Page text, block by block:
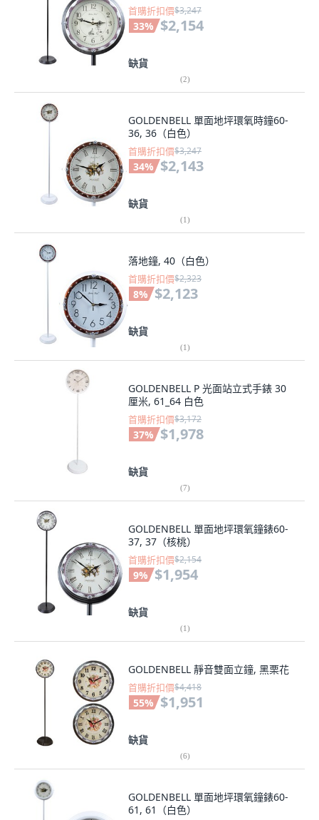
首購折扣價$3,247
33% $2,154
缺貨
(2)
GOLDENBELL 單面地坪環氧時鐘60-
36, 36（白色）
首購折扣價$3,247
34% $2,143
缺貨
(1)
落地鐘, 40（白色）
首購折扣價$2,323
8% $2,123
缺貨
(1)
GOLDENBELL P 光面站立式手錶 30
厘米, 61_64 白色
首購折扣價$3,172
37% $1,978
缺貨
(7)
GOLDENBELL 單面地坪環氧鐘錶60-
37, 37（核桃）
首購折扣價$2,154
9% $1,954
缺貨
(1)
GOLDENBELL 靜音雙面立鐘, 黑栗花
首購折扣價$4,418
55% $1,951
缺貨
(6)
GOLDENBELL 單面地坪環氧鐘錶60-
61, 61（白色）